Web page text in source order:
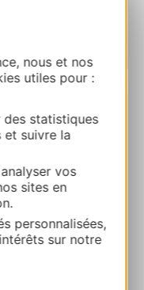
nous et nos
utiles pour :
des statistiques
et suivre la
vos
sites en
personnalisées,
sur notre
©OpenStreetMap contributors